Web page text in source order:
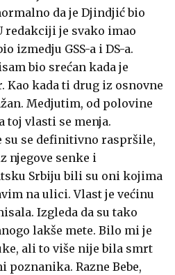
da je Djindjić bio
redakciji je svako imao
izmedju GSS-a i DS-a.
bio srećan kada je
Kao kada ti drug iz osnovne
Medjutim, od polovine
toj vlasti se menja.
su se definitivno raspršile,
njegove senke i
Srbiju bili su oni kojima
na ulici. Vlast je većinu
Izgleda da su tako
lakše mete. Bilo mi je
ali to više nije bila smrt
poznanika. Razne Bebe,